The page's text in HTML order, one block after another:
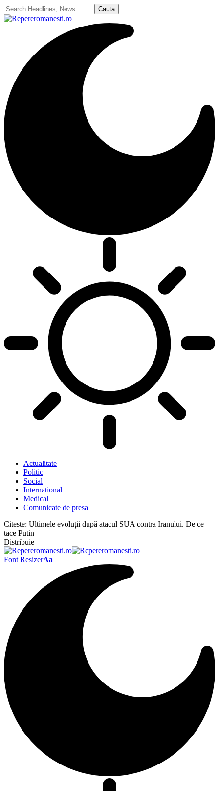
Actualitate
Politic
Social
International
Medical
Comunicate de presa
Citeste: Ultimele evoluții după atacul SUA contra Iranului. De ce
tace Putin
Distribuie
Font ResizerAa